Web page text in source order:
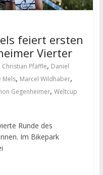
feiert ersten
Vierter
Christian Pfäffle, Daniel
Mels, Marcel Wildhaber,
Gegenheimer, Weltcup
Runde des
Im Bikepark